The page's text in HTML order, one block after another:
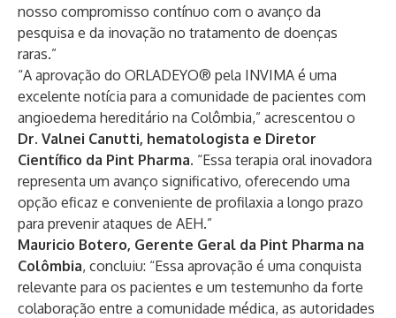
nosso compromisso contínuo com o avanço da
pesquisa e da inovação no tratamento de doenças
raras.”
“A aprovação do ORLADEYO® pela INVIMA é uma
excelente notícia para a comunidade de pacientes com
angioedema hereditário na Colômbia,” acrescentou o
Dr. Valnei Canutti, hematologista e Diretor
Científico da Pint Pharma. “Essa terapia oral inovadora
representa um avanço significativo, oferecendo uma
opção eficaz e conveniente de profilaxia a longo prazo
para prevenir ataques de AEH.”
Mauricio Botero, Gerente Geral da Pint Pharma na
Colômbia, concluiu: “Essa aprovação é uma conquista
relevante para os pacientes e um testemunho da forte
colaboração entre a comunidade médica, as autoridades